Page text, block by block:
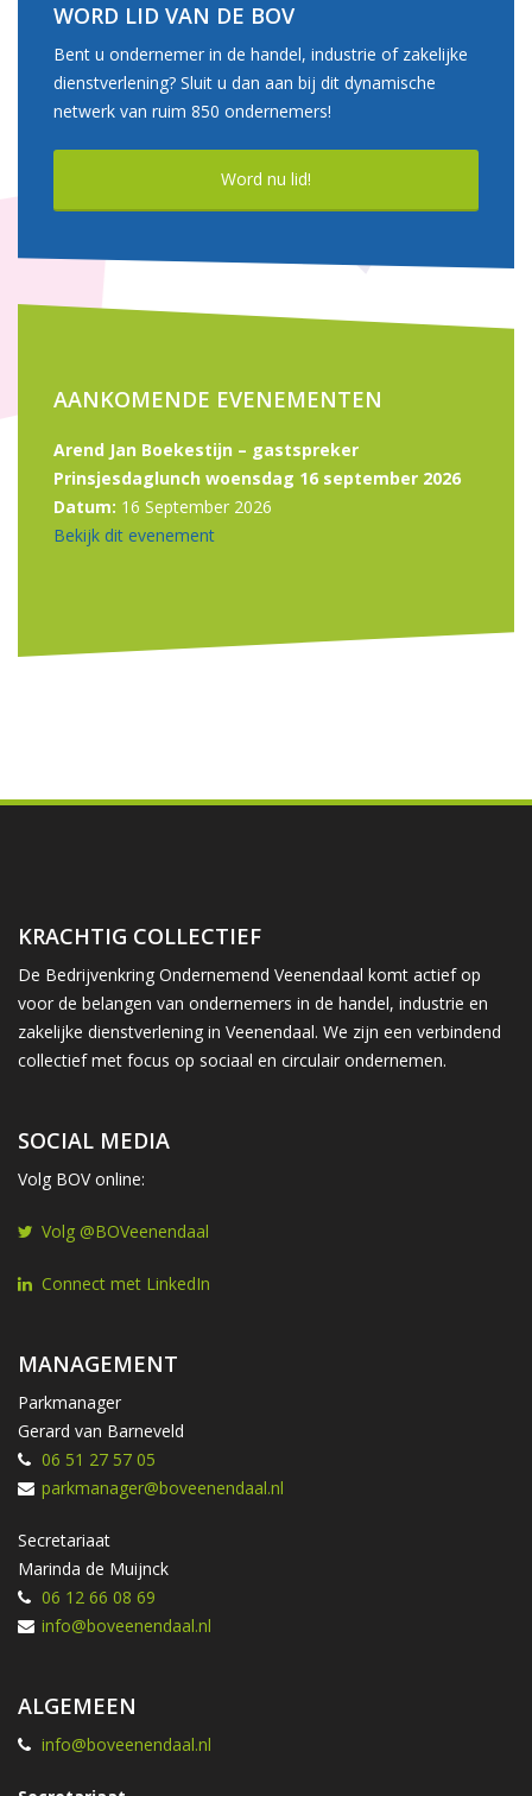
WORD LID VAN DE BOV
Bent u ondernemer in de handel, industrie of zakelijke
dienstverlening? Sluit u dan aan bij dit dynamische
netwerk van ruim 850 ondernemers!
Word nu lid!
AANKOMENDE EVENEMENTEN
Arend Jan Boekestijn – gastspreker
Prinsjesdaglunch woensdag 16 september 2026
Datum: 16 September 2026
Bekijk dit evenement
KRACHTIG COLLECTIEF
De Bedrijvenkring Ondernemend Veenendaal komt actief op
voor de belangen van ondernemers in de handel, industrie en
zakelijke dienstverlening in Veenendaal. We zijn een verbindend
collectief met focus op sociaal en circulair ondernemen.
SOCIAL MEDIA
Volg BOV online:
Volg @BOVeenendaal
Connect met LinkedIn
MANAGEMENT
Parkmanager
Gerard van Barneveld
06 51 27 57 05
parkmanager@boveenendaal.nl
Secretariaat
Marinda de Muijnck
06 12 66 08 69
info@boveenendaal.nl
ALGEMEEN
info@boveenendaal.nl